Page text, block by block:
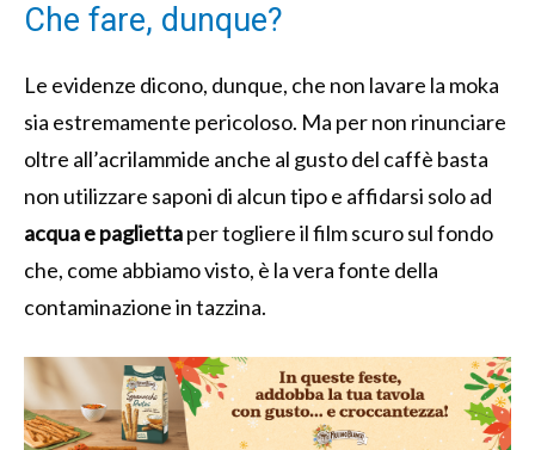
Che fare, dunque?
Le evidenze dicono, dunque, che non lavare la moka
sia estremamente pericoloso. Ma per non rinunciare
oltre all’acrilammide anche al gusto del caffè basta
non utilizzare saponi di alcun tipo e affidarsi solo ad
acqua e pagliettaper togliere il film scuro sul fondo
che, come abbiamo visto, è la vera fonte della
contaminazione in tazzina.